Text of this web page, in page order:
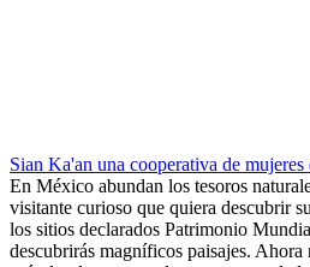
Sian Ka'an una cooperativa de
En México abundan los tesoros
visitante curioso que quiera descubrir
los sitios declarados Patrimonio
descubrirás magníficos paisajes. Ahora